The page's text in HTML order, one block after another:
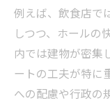
厨房用
厨房にも最
厨房ダ
ダクト
方
例えば、飲食店で
しつつ、ホールの
内では建物が密集
ートの工夫が特に
への配慮や行政の